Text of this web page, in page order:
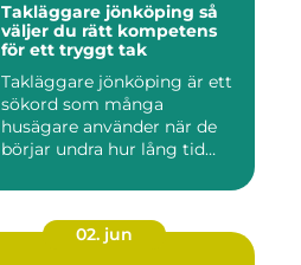
Takläggare jönköping så
väljer du rätt kompetens
för ett tryggt tak
Takläggare jönköping är ett
sökord som många
husägare använder när de
börjar undra hur lång tid
02. jun